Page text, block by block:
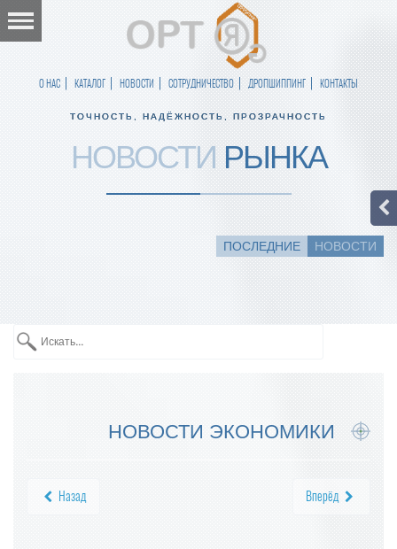
О НАС КАТАЛОГ НОВОСТИ СОТРУДНИЧЕСТВО ДРОПШИППИНГ КОНТАКТЫ
ТОЧНОСТЬ, НАДЁЖНОСТЬ, ПРОЗРАЧНОСТЬ
НОВОСТИ РЫНКА
ПОСЛЕДНИЕ НОВОСТИ
НОВОСТИ ЭКОНОМИКИ
Назад Вперёд